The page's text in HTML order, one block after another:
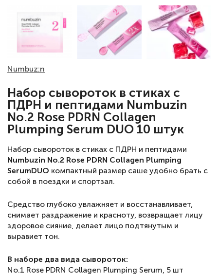
Numbuz:n
Набор сывороток в стиках с
ПДРН и пептидами Numbuzin
No.2 Rose PDRN Collagen
Plumping Serum DUO 10 штук
Набор сывороток в стиках с ПДРН и пептидами
Numbuzin No.2 Rose PDRN Collagen Plumping
SerumDUO компактный размер саше удобно брать с
собой в поездки и спортзал.
Средство глубоко увлажняет и восстанавливает,
снимает раздражение и красноту, возвращает лицу
здоровое сияние, делает лицо подтянутым и
выравиет тон.
В наборе два вида сывороток:
No.1 Rose PDRN Collagen Plumping Serum, 5 шт